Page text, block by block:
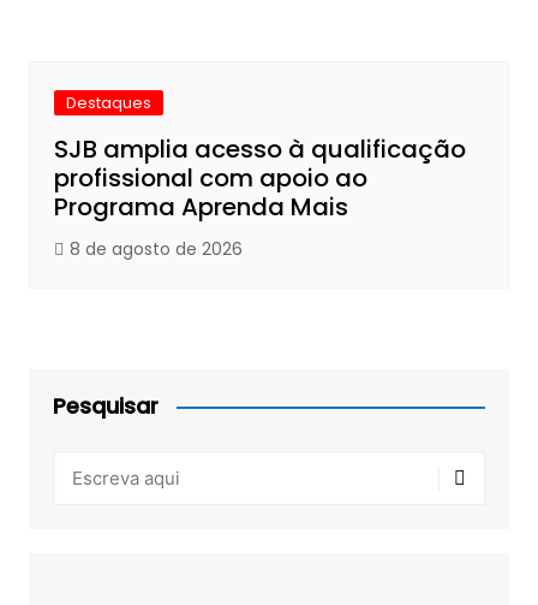
Destaques
SJB amplia acesso à qualificação
profissional com apoio ao
Programa Aprenda Mais
8 de agosto de 2026
Pesquisar